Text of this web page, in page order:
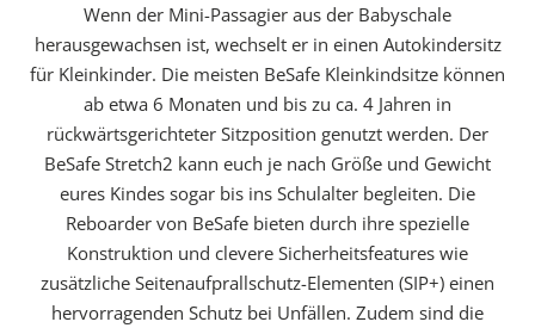
Wenn der Mini-Passagier aus der Babyschale
herausgewachsen ist, wechselt er in einen Autokindersitz
für Kleinkinder. Die meisten BeSafe Kleinkindsitze können
ab etwa 6 Monaten und bis zu ca. 4 Jahren in
rückwärtsgerichteter Sitzposition genutzt werden. Der
BeSafe Stretch2 kann euch je nach Größe und Gewicht
eures Kindes sogar bis ins Schulalter begleiten. Die
Reboarder von BeSafe bieten durch ihre spezielle
Konstruktion und clevere Sicherheitsfeatures wie
zusätzliche Seitenaufprallschutz-Elementen (SIP+) einen
hervorragenden Schutz bei Unfällen. Zudem sind die